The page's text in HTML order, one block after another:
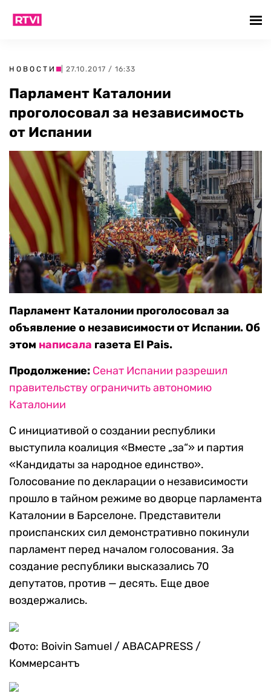
НОВОСТИ | 27.10.2017 / 16:33
Парламент Каталонии
проголосовал за независимость
от Испании
Парламент Каталонии проголосовал за
объявление о независимости от Испании. Об
этом написала газета El Pais.
Продолжение: Сенат Испании разрешил
правительству ограничить автономию
Каталонии
С инициативой о создании республики
выступила коалиция «Вместе „за“» и партия
«Кандидаты за народное единство».
Голосование по декларации о независимости
прошло в тайном режиме во дворце парламента
Каталонии в Барселоне. Представители
происпанских сил демонстративно покинули
парламент перед началом голосования. За
создание республики высказались 70
депутатов, против — десять. Еще двое
воздержались.
Фото: Boivin Samuel / ABACAPRESS /
Коммерсантъ